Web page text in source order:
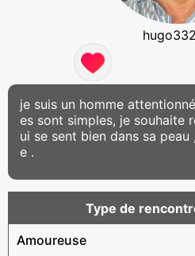
je suis un homme
es sont simples, je souhaite
ui se sent bien dans sa
e .
Type de
Amoureuse